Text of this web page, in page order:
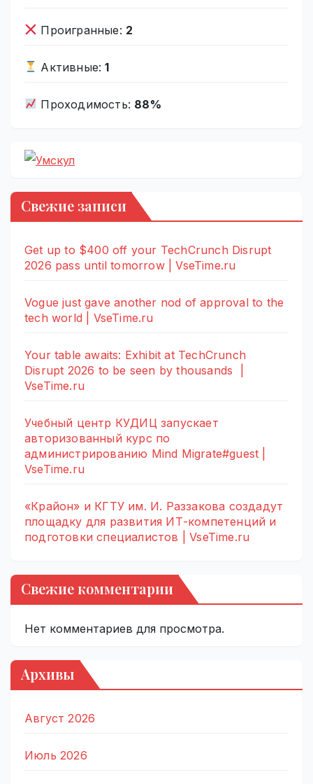
Проигранные: 2
Активные:1
Проходимость: 88%
Свежие записи
Get up to $400 off your TechCrunch Disrupt
2026 pass until tomorrow | VseTime.ru
Vogue just gave another nod of approval to the
tech world | VseTime.ru
Your table awaits: Exhibit at TechCrunch
Disrupt 2026 to be seen by thousands |
VseTime.ru
Учебный центр КУДИЦ запускает
авторизованный курс по
администрированию Mind Migrate#guest |
VseTime.ru
«Крайон» и КГТУ им. И. Раззакова создадут
площадку для развития ИТ-компетенций и
подготовки специалистов | VseTime.ru
Свежие комментарии
Нет комментариев для просмотра.
Архивы
Август 2026
Июль 2026